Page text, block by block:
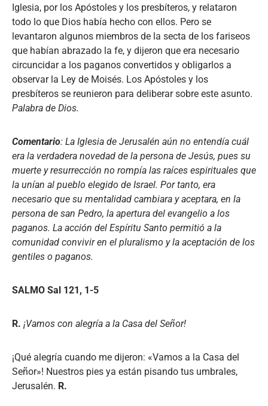
Iglesia, por los Apóstoles y los presbíteros, y relataron
todo lo que Dios había hecho con ellos. Pero se
levantaron algunos miembros de la secta de los fariseos
que habían abrazado la fe, y dijeron que era necesario
circuncidar a los paganos convertidos y obligarlos a
observar la Ley de Moisés. Los Apóstoles y los
presbíteros se reunieron para deliberar sobre este asunto.
Palabra de Dios.
Comentario: La Iglesia de Jerusalén aún no entendía cuál
era la verdadera novedad de la persona de Jesús, pues su
muerte y resurrección no rompía las raíces espirituales que
la unían al pueblo elegido de Israel. Por tanto, era
necesario que su mentalidad cambiara y aceptara, en la
persona de san Pedro, la apertura del evangelio a los
paganos. La acción del Espíritu Santo permitió a la
comunidad convivir en el pluralismo y la aceptación de los
gentiles o paganos.
SALMO Sal 121, 1-5
R. ¡Vamos con alegría a la Casa del Señor!
¡Qué alegría cuando me dijeron: «Vamos a la Casa del
Señor»! Nuestros pies ya están pisando tus umbrales,
Jerusalén. R.